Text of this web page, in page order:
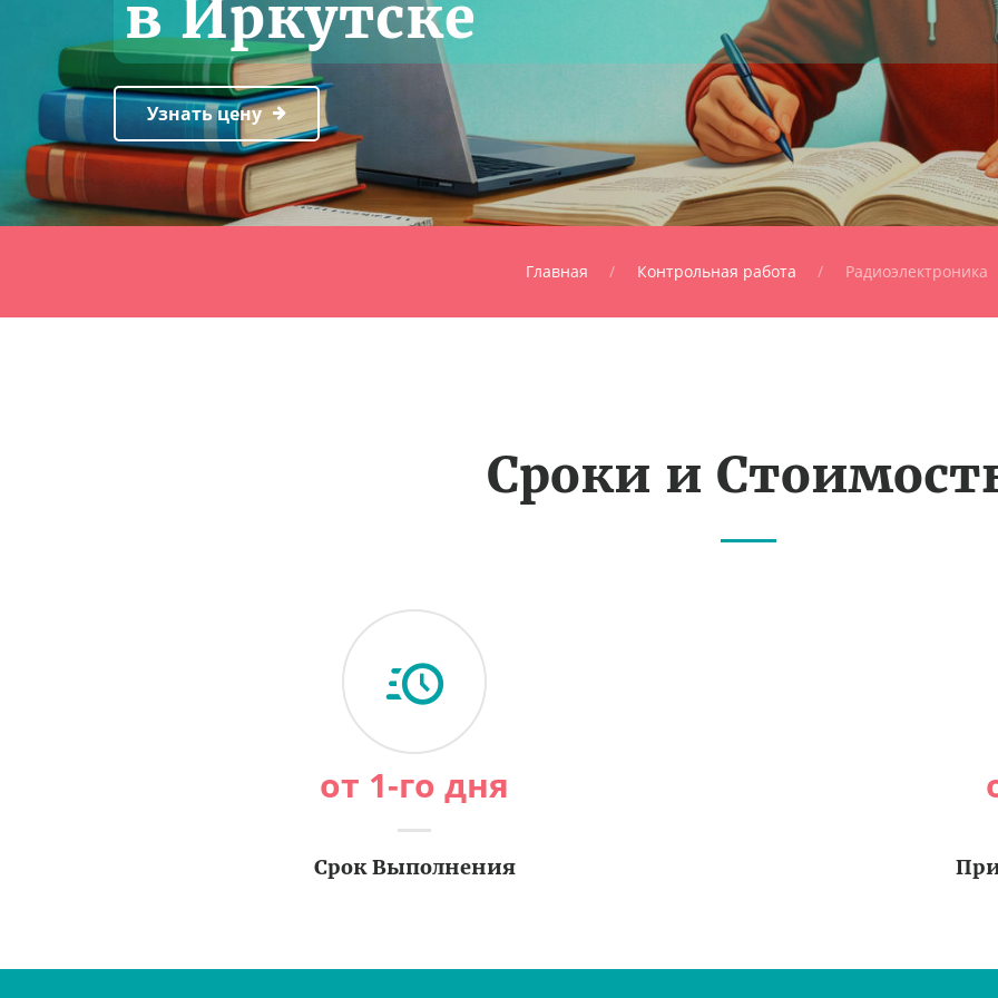
в Иркутске
Узнать цену
Главная Контрольная работа Радиоэлектроника
Сроки и
от 1-го дня
Срок Выполнения